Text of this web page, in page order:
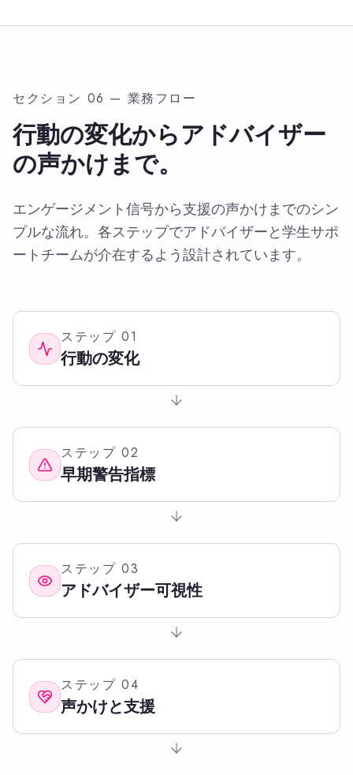
セクション 06 — 業務フロー
行動の変化からアドバイザー
の声かけまで。
エンゲージメント信号から支援の声かけまでのシン
プルな流れ。各ステップでアドバイザーと学生サポ
ートチームが介在するよう設計されています。
ステップ 01
行動の変化
ステップ 02
早期警告指標
ステップ 03
アドバイザー可視性
ステップ 04
声かけと支援